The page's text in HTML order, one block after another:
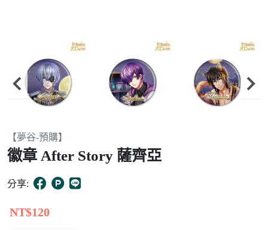
Item
2
of
9
【夢谷-預購】
徽章 After Story 薩齊亞
分享:
NT$120